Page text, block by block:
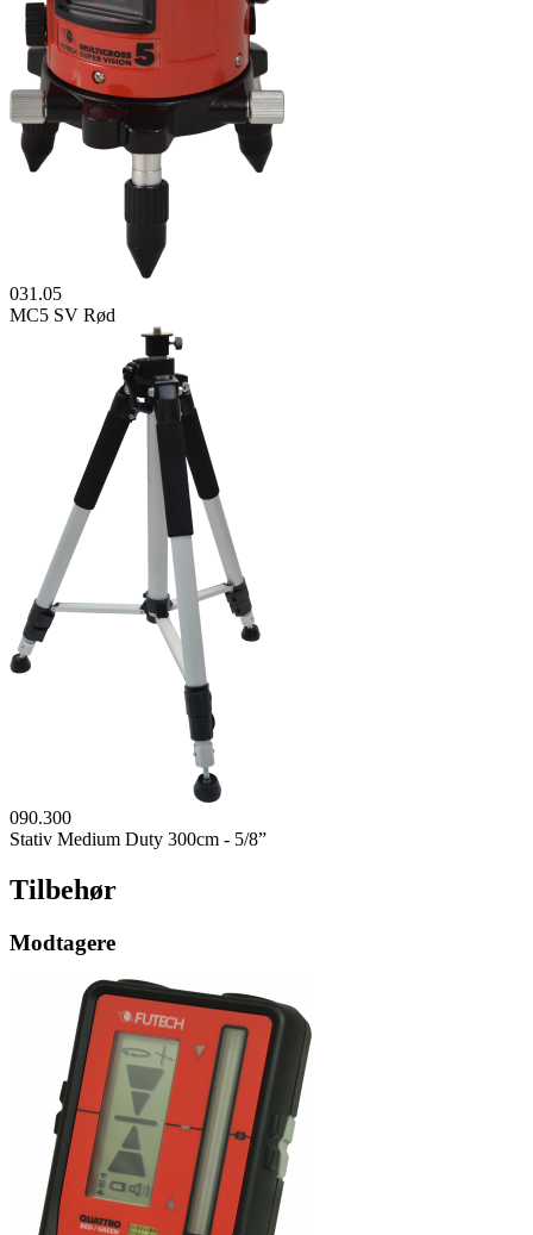
031.05
MC5 SV Rød
090.300
Stativ Medium Duty 300cm - 5/8”
Tilbehør
Modtagere